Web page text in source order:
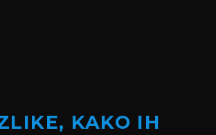
KAKO IH